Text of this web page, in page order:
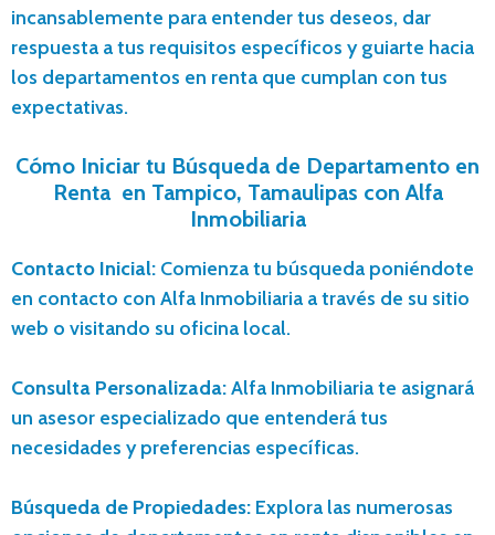
incansablemente para entender tus deseos, dar
respuesta a tus requisitos específicos y guiarte hacia
los departamentos en renta que cumplan con tus
expectativas.
Cómo Iniciar tu Búsqueda de Departamento en
Renta en Tampico, Tamaulipas con Alfa
Inmobiliaria
Contacto Inicial: Comienza tu búsqueda poniéndote
en contacto con Alfa Inmobiliaria a través de su sitio
web o visitando su oficina local.
Consulta Personalizada:Alfa Inmobiliaria te asignará
un asesor especializado que entenderá tus
necesidades y preferencias específicas.
Búsqueda de Propiedades: Explora las numerosas